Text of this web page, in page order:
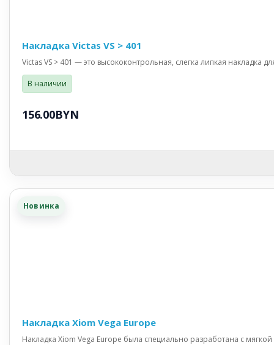
Накладка Victas VS > 401
Victas VS > 401 — это высококонтрольная, слегка липкая накладка
В наличии
156.00BYN
Новинка
Накладка Xiom Vega Europe
Накладка Xiom Vega Europe была специально разработана с